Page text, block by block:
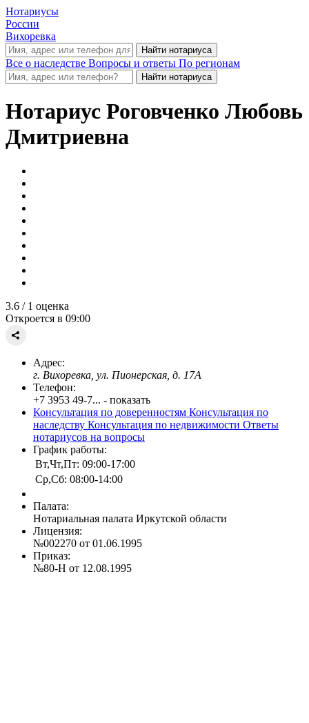
Нотариусы
России
Вихоревка
Все о наследстве Вопросы и ответы По регионам
Нотариус Роговченко Любовь
Дмитриевна
3.6 / 1 оценка
Откроется в 09:00
Адрес:
г. Вихоревка, ул. Пионерская, д. 17А
Телефон:
+7 3953 49-7... - показать
Консультация по доверенностям Консультация по
наследству Консультация по недвижимости Ответы
нотариусов на вопросы
График работы:
Вт,Чт,Пт: 09:00-17:00
Ср,Сб: 08:00-14:00
Палата:
Нотариальная палата Иркутской области
Лицензия:
№002270 от 01.06.1995
Приказ:
№80-Н от 12.08.1995